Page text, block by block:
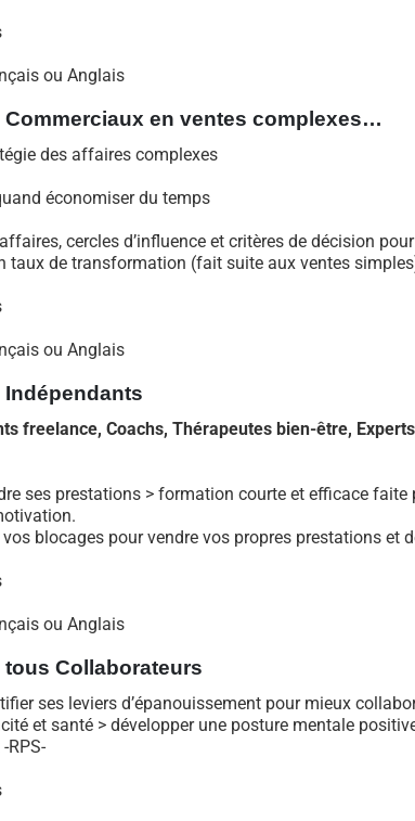
ou Anglais
Commerciaux en ventes complexes…
des affaires complexes
économiser du temps
cercles d’influence et critères de décision
taux de transformation (fait suite aux ventes
ou Anglais
Indépendants
freelance, Coachs, Thérapeutes bien-être,
ses prestations > formation courte et efficace
blocages pour vendre vos propres prestations et
ou Anglais
tous Collaborateurs
ses leviers d’épanouissement pour mieux
et santé > développer une posture mentale
RPS-